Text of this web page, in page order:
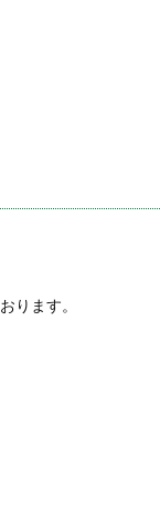
ります。